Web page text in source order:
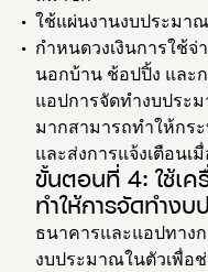
ใช้แผ่นงานงบประมา
กำหนดวงเงินการใช้
นอกบ้าน ช้อปปิ้ง และ
แอปการจัดทำงบประ
มากสามารถทำให้กร
และส่งการแจ้งเตือน
ขั้นตอนที่ 4: ใช้เค
ทำให้การจัดทำงบ
ธนาคารและแอปทาง
งบประมาณในตัวเพื่อ